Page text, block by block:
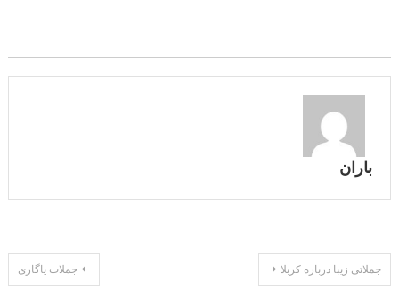
باران
راهبری
جملات یاگاری جملاتی زیبا درباره کربلا